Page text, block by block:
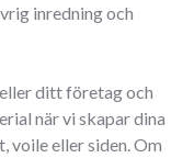
inredning och
ditt företag och
när vi skapar dina
voile eller siden. Om